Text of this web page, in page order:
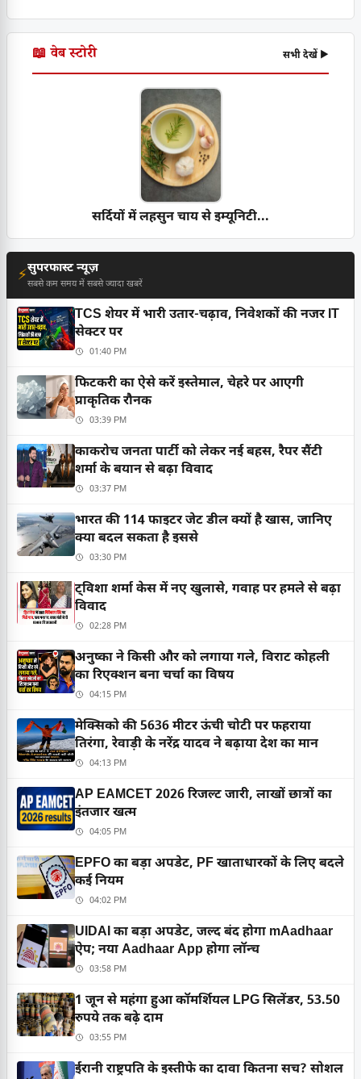
📖 वेब स्टोरी सभी देखें ▶
सर्दियों में लहसुन चाय से इम्यूनिटी...
⚡सुपरफास्ट न्यूज़
सबसे कम समय में सबसे ज्यादा खबरें
TCS शेयर में भारी उतार-चढ़ाव, निवेशकों की नजर IT
सेक्टर पर
01:40 PM
फिटकरी का ऐसे करें इस्तेमाल, चेहरे पर आएगी
प्राकृतिक रौनक
03:39 PM
काकरोच जनता पार्टी को लेकर नई बहस, रैपर सैंटी
शर्मा के बयान से बढ़ा विवाद
03:37 PM
भारत की 114 फाइटर जेट डील क्यों है खास, जानिए
क्या बदल सकता है इससे
03:30 PM
ट्विशा शर्मा केस में नए खुलासे, गवाह पर हमले से बढ़ा
विवाद
02:28 PM
अनुष्का ने किसी और को लगाया गले, विराट कोहली
का रिएक्शन बना चर्चा का विषय
04:15 PM
मेक्सिको की 5636 मीटर ऊंची चोटी पर फहराया
तिरंगा, रेवाड़ी के नरेंद्र यादव ने बढ़ाया देश का मान
04:13 PM
AP EAMCET 2026 रिजल्ट जारी, लाखों छात्रों का
इंतजार खत्म
04:05 PM
EPFO का बड़ा अपडेट, PF खाताधारकों के लिए बदले
कई नियम
04:02 PM
UIDAI का बड़ा अपडेट, जल्द बंद होगा mAadhaar
ऐप; नया Aadhaar App होगा लॉन्च
03:58 PM
1 जून से महंगा हुआ कॉमर्शियल LPG सिलेंडर, 53.50
रुपये तक बढ़े दाम
03:55 PM
ईरानी राष्ट्रपति के इस्तीफे का दावा कितना सच? सोशल